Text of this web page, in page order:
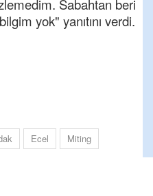
Sabahtan beri
yok" yanıtını verdi.
Ecel
Miting